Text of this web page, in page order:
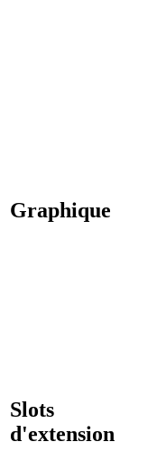
Graphique
Slots
d'extension